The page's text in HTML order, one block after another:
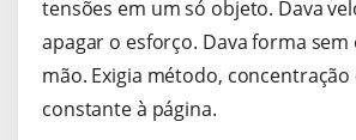
tensões em um só objeto. Dava
apagar o esforço. Dava forma sem
mão. Exigia método,
constante à página.